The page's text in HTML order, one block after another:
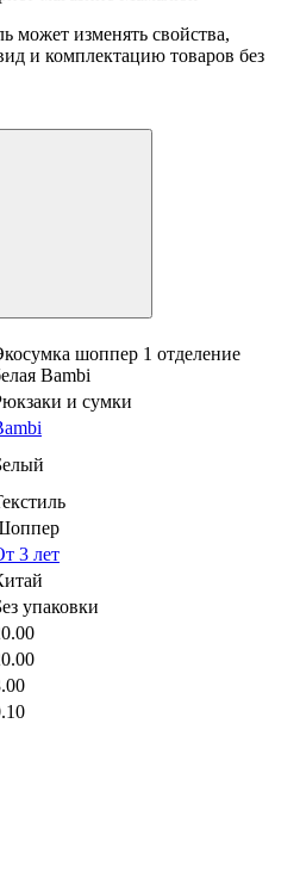
может изменять свойства,
и комплектацию товаров без
шоппер 1 отделение
Bambi
и сумки
3 лет
упаковки